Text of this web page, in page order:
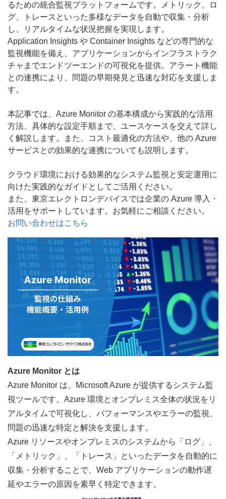
るための統合監視プラットフォームです。メトリック、ロ
グ、トレースといった多様なデータを自動で収集・分析
し、リアルタイムな状況把握を実現します。
Application Insights や Container Insights などの専門的な
監視機能を備え、アプリケーションからインフラストラク
チャまでエンドツーエンドの可視化を提供。アラート機能
との連携により、問題の早期発見と迅速な対応を支援しま
す。
本記事では、Azure Monitor の基本構成から実践的な活用
方法、具体的な設定手順まで、ユースケースを交えて詳し
く解説します。また、コスト最適化の方法や、他の Azure
サービスとの効果的な連携についても説明します。
クラウド環境における効果的なシステム監視と安定運用に
向けた実践的なガイドとしてご活用ください。
また、東京エレクトロンデバイスでは企業の Azure 導入・
活用をサポートしています。お気軽にご相談ください。
お問い合わせはこちら
Azure Monitor とは
Azure Monitor は、Microsoft Azure が提供するシステム監
視ツールです。Azure 環境とオンプレミス全体の状況をリ
アルタイムで可視化し、パフォーマンスやエラーの監視、
問題の迅速な特定と解決を支援します。
Azure リソースやオンプレミスのシステムから「ログ」、
「メトリック」、「トレース」といったデータを自動的に
収集・分析することで、Web アプリケーションの動作遅
延やエラーの原因を素早く特定できます。